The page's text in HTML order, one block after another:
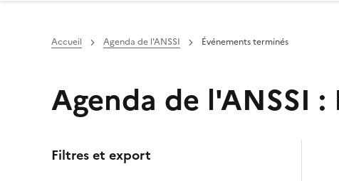
Accueil Agenda de l'ANSSI Événements terminés
Agenda de l'ANSSI
Filtres et export